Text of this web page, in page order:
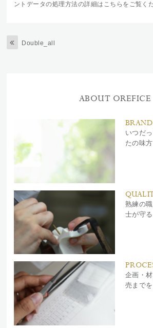
ントデータの処理方法の詳細はこちらをご覧く
Double_all
ABOUT OREFICE
いつだ
たの味方
熟練の
士が守
企画・
売まで